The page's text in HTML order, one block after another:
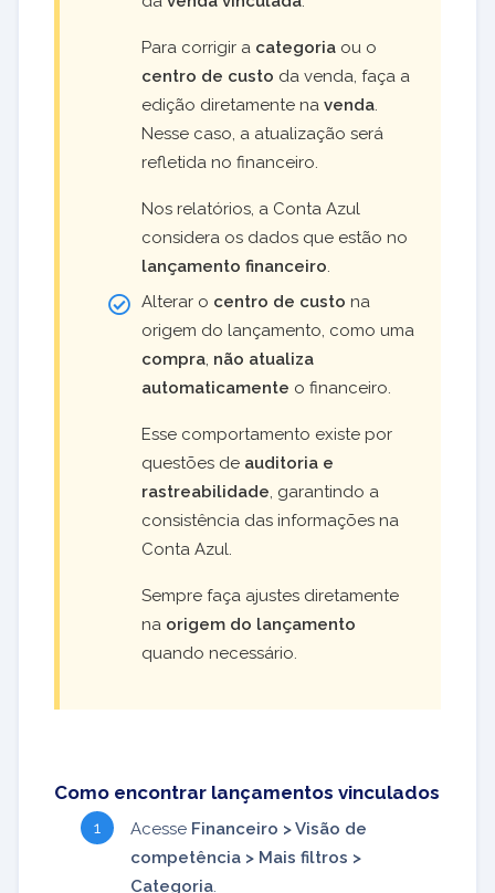
Para corrigir a categoria ou o
centro de custo da venda, faça a
edição diretamente na venda
Nesse caso, a atualização será
refletida no financeiro.
Nos relatórios, a Conta Azul
considera os dados que estão no
lançamento financeiro
Alterar o centro de custo na
origem do lançamento, como uma
compra não atualiza
automaticamente o financeiro.
Esse comportamento existe por
questões de auditoria e
rastreabilidade , garantindo a
consistência das informações na
Conta Azul.
Sempre faça ajustes diretamente
na origem do lançamento
quando necessário.
Como encontrar lançamentos vinculados
Acesse Financeiro > Visão de
competência > Mais filtros >
Categoria